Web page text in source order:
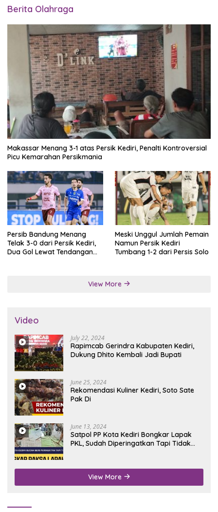
Berita Olahraga
Makassar Menang 3-1 atas Persik Kediri, Penalti Kontroversial
Picu Kemarahan Persikmania
Persib Bandung Menang
Telak 3-0 dari Persik Kediri,
Dua Gol Lewat Tendangan
Meski Unggul Jumlah Pemain
Namun Persik Kediri
Tumbang 1-2 dari Persis Solo
View More
Video
July 22, 2024
Rapimcab Gerindra Kabupaten Kediri,
Dukung Dhito Kembali Jadi Bupati
June 25, 2024
Rekomendasi Kuliner Kediri, Soto Sate
Pak Di
June 13, 2024
Satpol PP Kota Kediri Bongkar Lapak
PKL, Sudah Diperingatkan Tapi Tidak
View More